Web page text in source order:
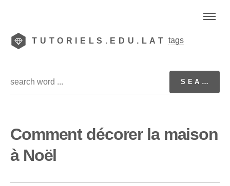
TUTORIELS.EDU.LAT tags
Comment décorer la maison
à Noël